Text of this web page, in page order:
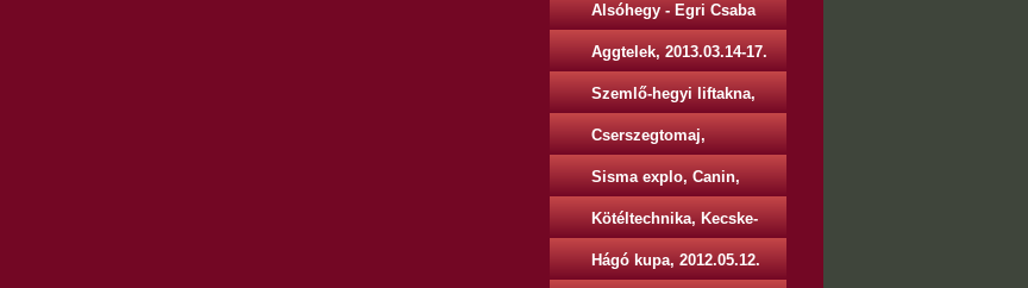
Alsóhegy - Egri Csaba
Aggtelek, 2013.03.14-17.
Szemlő-hegyi liftakna,
Cserszegtomaj,
Sisma explo, Canin,
Kötéltechnika, Kecske-
Hágó kupa, 2012.05.12.